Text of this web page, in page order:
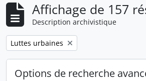
Affichage de 157
Description archivistique
Remove filter:
Luttes urbaines
Options de recherche